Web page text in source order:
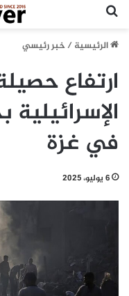
الرئيسية/خبر رئيسي
ارتفاع
في غزة
6 يوليو، 2025